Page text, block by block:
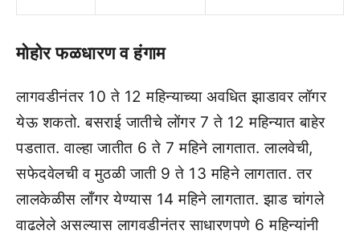
मोहोर फळधारण व हंगाम
लागवडीनंतर 10 ते 12 महिन्‍याच्‍या अवधित झाडावर लॉगर
येऊ शकतो. बसराई जातीचे लोंगर 7 ते 12 महिन्‍यात बाहेर
पडतात. वाल्‍हा जातीत 6 ते 7 महिने लागतात. लालवेची,
सफेदवेलची व मुठळी जाती 9 ते 13 महिने लागतात. तर
लालकेळीस लॉंगर येण्‍यास 14 महिने लागतात. झाड चांगले
वाढलेले असल्‍यास लागवडीनंतर साधारणपणे 6 महिन्‍यांनी